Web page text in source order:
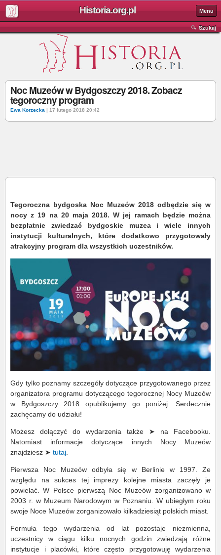
Historia.org.pl Menu
Szukaj
Noc Muzeów w Bydgoszczy 2018. Zobacz
tegoroczny program
Ewa Korzecka | 17 lutego 2018 20:42
Tegoroczna bydgoska Noc Muzeów 2018 odbędzie się w
nocy z 19 na 20 maja 2018. W jej ramach będzie można
bezpłatnie zwiedzać bydgoskie muzea i wiele innych
instytucji kulturalnych, które dodatkowo przygotowały
atrakcyjny program dla wszystkich uczestników.
Gdy tylko poznamy szczegóły dotyczące przygotowanego przez
organizatora programu dotyczącego tegorocznej Nocy Muzeów
w Bydgoszczy 2018 opublikujemy go poniżej. Serdecznie
zachęcamy do udziału!
Możesz dołączyć do wydarzenia także ➤ na Facebooku.
Natomiast informacje dotyczące innych Nocy Muzeów
znajdziesz ➤ tutaj
Pierwsza Noc Muzeów odbyła się w Berlinie w 1997. Ze
względu na sukces tej imprezy kolejne miasta zaczęły je
powielać. W Polsce pierwszą Noc Muzeów zorganizowano w
2003 r. w Muzeum Narodowym w Poznaniu. W ubiegłym roku
swoje Noce Muzeów zorganizowało kilkadziesiąt polskich miast.
Formuła tego wydarzenia od lat pozostaje niezmienna,
uczestnicy w ciągu kilku nocnych godzin zwiedzają różne
instytucje i placówki, które często przygotowuję wydarzenia